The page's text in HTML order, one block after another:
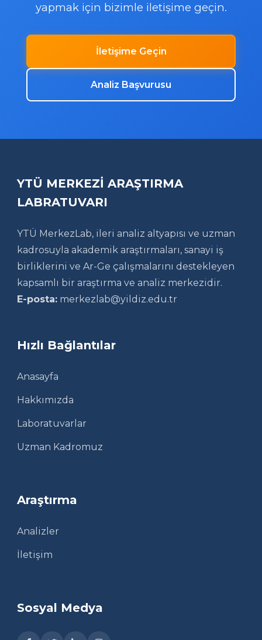
yapmak için bizimle iletişime geçin.
İletişime Geçin
Analiz Başvurusu
YTÜ MERKEZİ ARAŞTIRMA
LABRATUVARI
YTÜ MerkezLab, ileri analiz altyapısı ve uzman
kadrosuyla akademik araştırmaları, sanayi iş
birliklerini ve Ar-Ge çalışmalarını destekleyen
kapsamlı bir araştırma ve analiz merkezidir.
E-posta: merkezlab@yildiz.edu.tr
Hızlı Bağlantılar
Anasayfa
Hakkımızda
Laboratuvarlar
Uzman Kadromuz
Araştırma
Analizler
İletişim
Sosyal Medya